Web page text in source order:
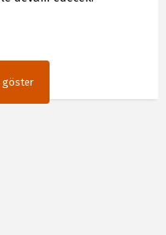
göster